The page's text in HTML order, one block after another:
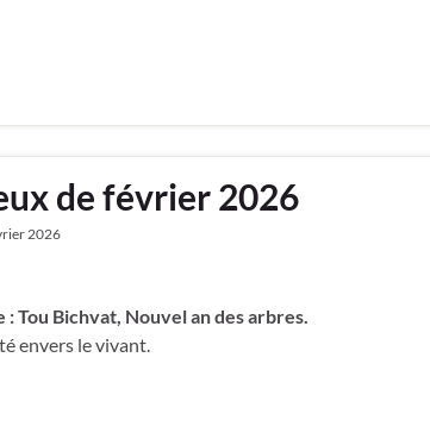
de février 2026
2026
Tou Bichvat, Nouvel an des arbres.
envers le vivant.